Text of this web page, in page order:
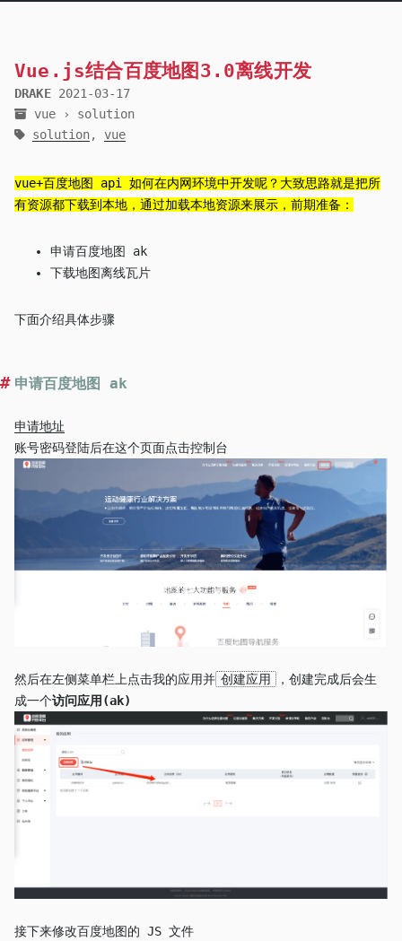
Vue.js结合百度地图3.0离线开发
DRAKE 2021-03-17
vue › solution
solution, vue
vue+百度地图 api 如何在内网环境中开发呢？大致思路就是把所
有资源都下载到本地，通过加载本地资源来展示，前期准备：
申请百度地图 ak
下载地图离线瓦片
下面介绍具体步骤
申请百度地图 ak
申请地址
账号密码登陆后在这个页面点击控制台
然后在左侧菜单栏上点击我的应用并 创建应用
，创建完成后会生
成一个访问应用(ak)
接下来修改百度地图的 JS 文件